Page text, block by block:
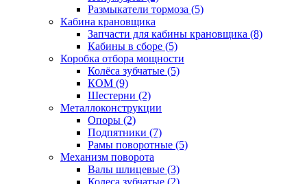
Размыкатели тормоза (5)
Кабина крановщика
Запчасти для кабины крановщика (8)
Кабины в сборе (5)
Коробка отбора мощности
Колёса зубчатые (5)
КОМ (9)
Шестерни (2)
Металлоконструкции
Опоры (2)
Подпятники (7)
Рамы поворотные (5)
Механизм поворота
Валы шлицевые (3)
Колеса зубчатые (2)